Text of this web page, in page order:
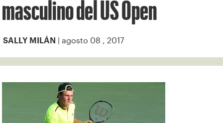
masculino del US Open
SALLY MILÁN | agosto 08 , 2017